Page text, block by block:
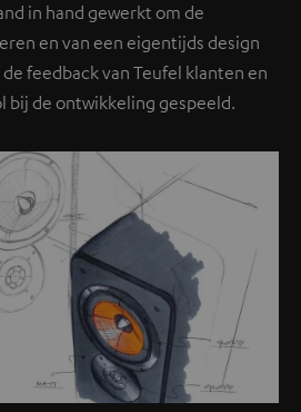
in hand gewerkt om de
en van een eigentijds design
feedback van Teufel klanten en
bij de ontwikkeling gespeeld.